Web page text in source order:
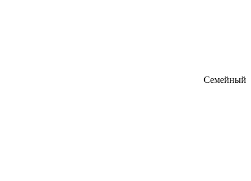
Семейный